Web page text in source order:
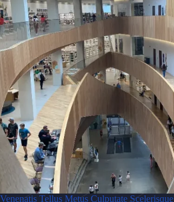
Venenatis Tellus Metus Culputate Scelerisque